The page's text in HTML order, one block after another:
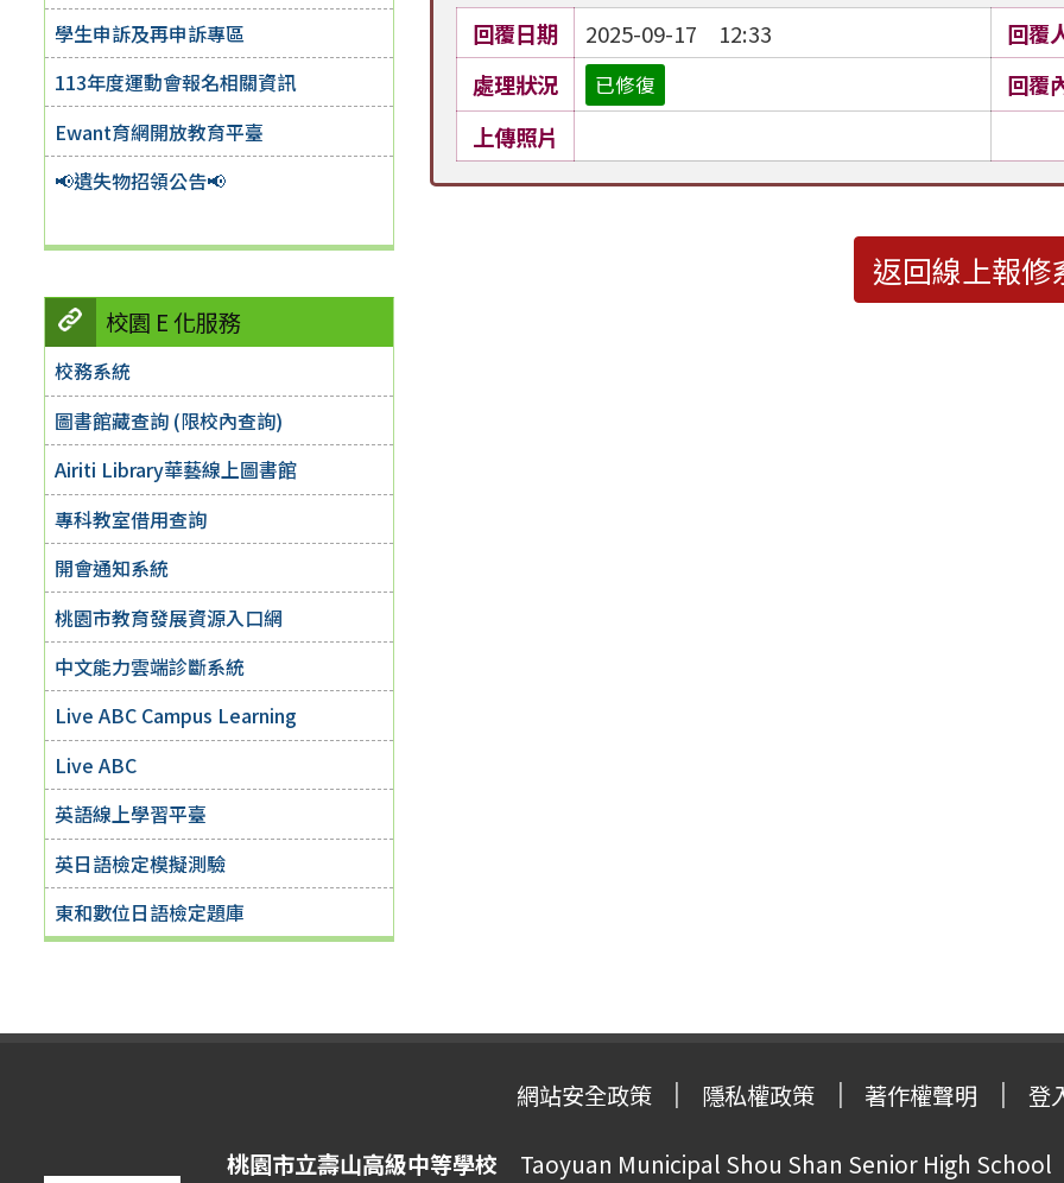
學生申訴及再申訴專區
113年度運動會報名相關資訊
Ewant育網開放教育平臺
📢遺失物招領公告📢
校園 E 化服務
校務系統
圖書館藏查詢 (限校內查詢)
Airiti Library華藝線上圖書館
專科教室借用查詢
開會通知系統
桃園市教育發展資源入口網
中文能力雲端診斷系統
Live ABC Campus Learning
Live ABC
英語線上學習平臺
英日語檢定模擬測驗
東和數位日語檢定題庫
回覆日期 2025-09-17 12:33
回覆
處理狀況
已修復
回覆
上傳照片
返回線上報修
網站安全政策 隱私權政策 著作權聲明 登
桃園市立壽山高級中等學校 Taoyuan Municipal Shou Shan Senior High School